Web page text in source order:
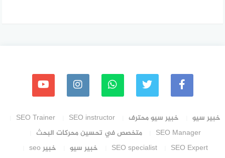
خبير سيو خبير سيو محترف SEO instructor
SEO Trainer
SEO Manager
متخصص في تحسين محركات البحث
SEO Expert
SEO specialist خبير سيو
خبير seo